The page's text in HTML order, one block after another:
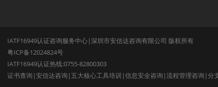
IATF16949认证咨询服务中心|深圳市安信达咨询有限公司 版权所有
粤ICP备12024824号
IATF16949认证热线:0755-82800303
证书查询 |安信达咨询 | 五大核心工具培训 |信息安全咨询 |流程管理咨询 |分